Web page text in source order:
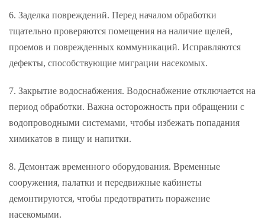
6. Заделка повреждений. Перед началом обработки
тщательно проверяются помещения на наличие щелей,
проемов и поврежденных коммуникаций. Исправляются
дефекты, способствующие миграции насекомых.
7. Закрытие водоснабжения. Водоснабжение отключается на
период обработки. Важна осторожность при обращении с
водопроводными системами, чтобы избежать попадания
химикатов в пищу и напитки.
8. Демонтаж временного оборудования. Временные
сооружения, палатки и передвижные кабинеты
демонтируются, чтобы предотвратить поражение
насекомыми.